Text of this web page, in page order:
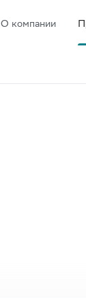
О компании